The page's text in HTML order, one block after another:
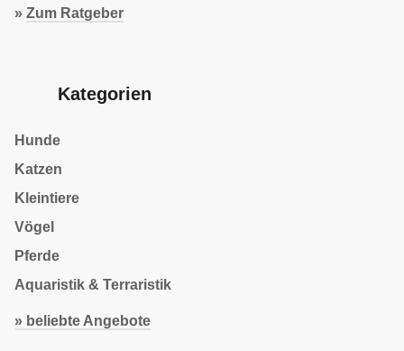
» Zum Ratgeber
Kategorien
Hunde
Katzen
Kleintiere
Vögel
Pferde
Aquaristik & Terraristik
» beliebte Angebote